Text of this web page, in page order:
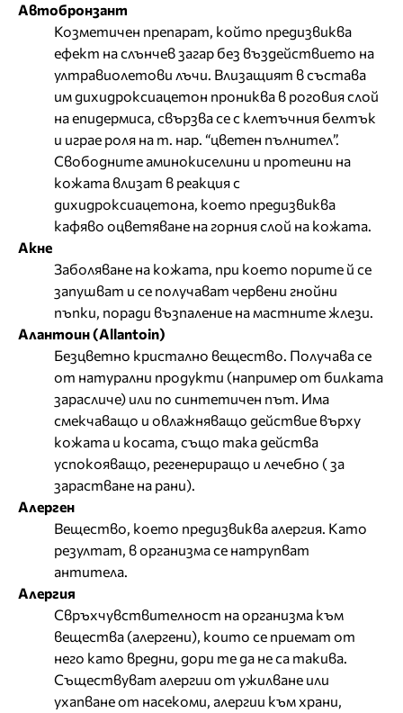
Автобронзант
Козметичен препарат, който предизвиква
ефект на слънчев загар без въздействието на
ултравиолетови лъчи. Влизащият в състава
им дихидроксиацетон прониква в роговия слой
на епидермиса, свързва се с клетъчния белтък
и играе роля на т. нар. “цветен пълнител”.
Свободните аминокиселини и протеини на
кожата влизат в реакция с
дихидроксиацетона, което предизвиква
кафяво оцветяване на горния слой на кожата.
Акне
Заболяване на кожата, при което порите й се
запушват и се получават червени гнойни
пъпки, поради възпаление на мастните жлези.
Алантоин (Allantoin)
Безцветно кристално вещество. Получава се
от натурални продукти (например от билката
зарасличе) или по синтетичен път. Има
смекчаващо и овлажняващо действие върху
кожата и косата, също така действа
успокояващо, регенериращо и лечебно ( за
зарастване на рани).
Алерген
Вещество, което предизвиква алергия. Като
резултат, в организма се натрупват
антитела.
Алергия
Свръхчувствителност на организма към
вещества (алергени), които се приемат от
него като вредни, дори те да не са такива.
Съществуват алергии от ужилване или
ухапване от насекоми, алергии към храни,